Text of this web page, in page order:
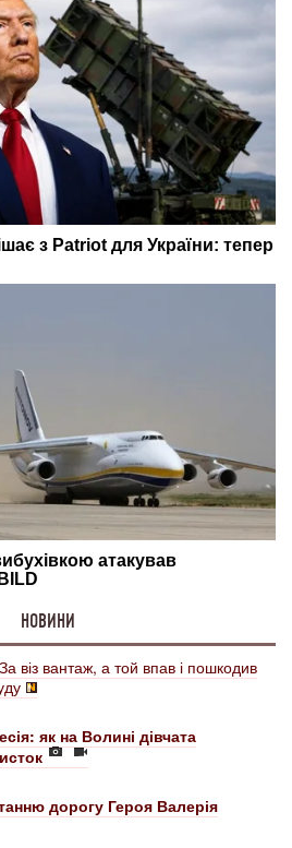
НОВИНИ
віз вантаж, а той впав і пошкодив
як на Волині дівчата
дорогу Героя Валерія